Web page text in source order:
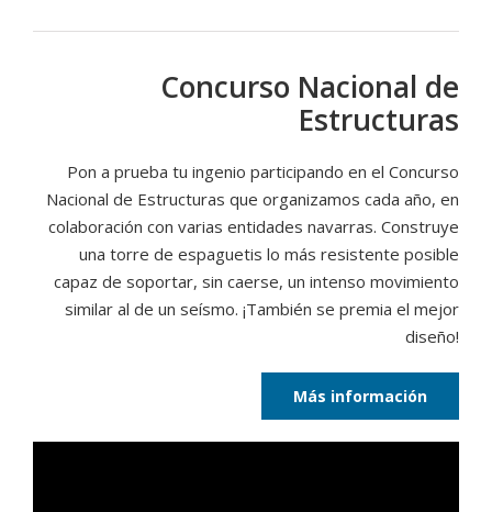
Concurso Nacional de
Estructuras
Pon a prueba tu ingenio participando en el Concurso
Nacional de Estructuras que organizamos cada año, en
colaboración con varias entidades navarras. Construye
una torre de espaguetis lo más resistente posible
capaz de soportar, sin caerse, un intenso movimiento
similar al de un seísmo. ¡También se premia el mejor
diseño!
Más información